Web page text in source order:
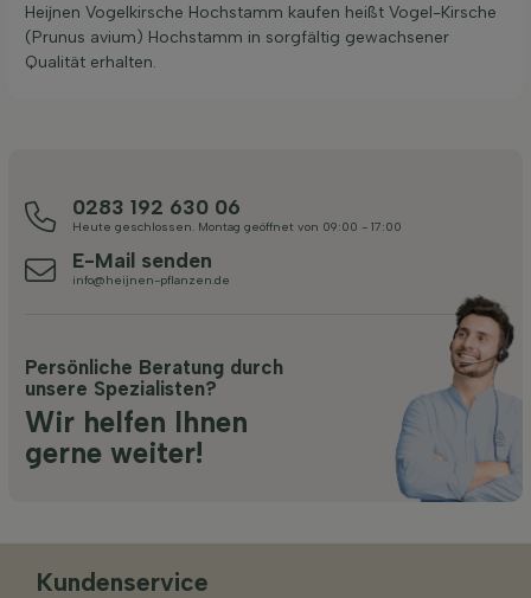
Heijnen Vogelkirsche Hochstamm kaufen heißt Vogel-Kirsche
(Prunus avium) Hochstamm in sorgfältig gewachsener
Qualität erhalten.
0283 192 630 06
Heute geschlossen. Montag geöffnet von 09:00 - 17:00
E-Mail senden
info@heijnen-pflanzen.de
Persönliche Beratung durch
unsere Spezialisten?
Wir helfen Ihnen
gerne weiter!
Kundenservice